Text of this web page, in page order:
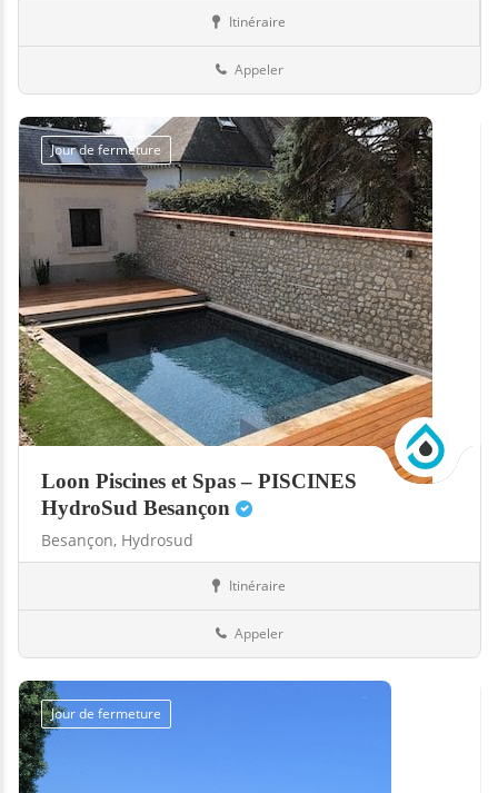
Itinéraire
Appeler
Jour de fermeture
Loon Piscines et Spas – PISCINES
HydroSud Besançon
Besançon, Hydrosud
Itinéraire
Appeler
Jour de fermeture